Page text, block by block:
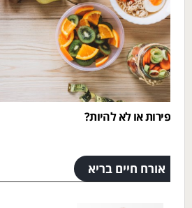
פירות או לא להיות?
אורח חיים בריא